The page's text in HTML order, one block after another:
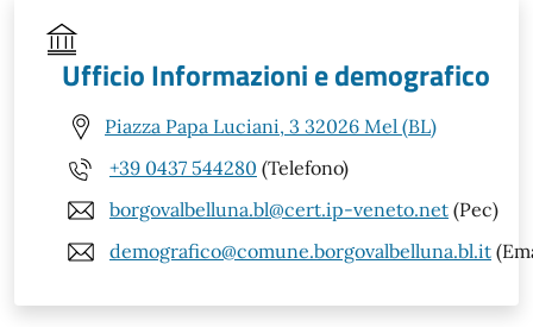
Ufficio Informazioni e demografico
Piazza Papa Luciani, 3 32026 Mel (BL)
+39 0437 544280 (Telefono)
borgovalbelluna.bl@cert.ip-veneto.net (Pec)
demografico@comune.borgovalbelluna.bl.it